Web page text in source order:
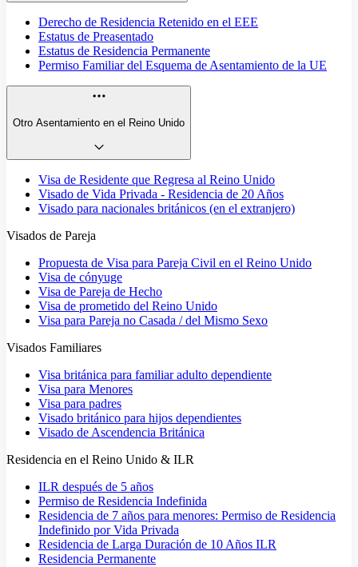
Derecho de Residencia Retenido en el EEE
Estatus de Preasentado
Estatus de Residencia Permanente
Permiso Familiar del Esquema de Asentamiento de la UE
Otro Asentamiento en el Reino Unido
Visa de Residente que Regresa al Reino Unido
Visado de Vida Privada - Residencia de 20 Años
Visado para nacionales británicos (en el extranjero)
Visados de Pareja
Propuesta de Visa para Pareja Civil en el Reino Unido
Visa de cónyuge
Visa de Pareja de Hecho
Visa de prometido del Reino Unido
Visa para Pareja no Casada / del Mismo Sexo
Visados Familiares
Visa británica para familiar adulto dependiente
Visa para Menores
Visa para padres
Visado británico para hijos dependientes
Visado de Ascendencia Británica
Residencia en el Reino Unido & ILR
ILR después de 5 años
Permiso de Residencia Indefinida
Residencia de 7 años para menores: Permiso de Residencia
Indefinido por Vida Privada
Residencia de Larga Duración de 10 Años ILR
Residencia Permanente